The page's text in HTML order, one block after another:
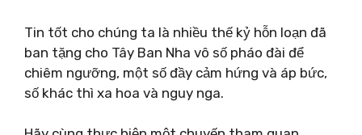
Tin tốt cho chúng ta là nhiều thế kỷ hỗn loạn đã
ban tặng cho Tây Ban Nha vô số pháo đài để
chiêm ngưỡng, một số đầy cảm hứng và áp bức,
số khác thì xa hoa và nguy nga.